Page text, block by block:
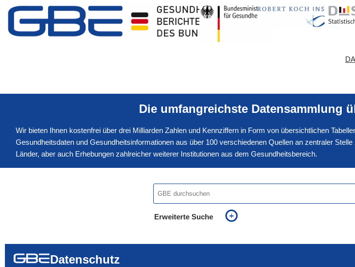
Die umfangreichste Datensammlung
Wir bieten Ihnen kostenfrei über drei Milliarden Zahlen und Kennziffern in Form von übersichtlichen
Gesundheitsdaten und Gesundheitsinformationen aus über 100 verschiedenen Quellen an zentraler
Länder, aber auch Erhebungen zahlreicher weiterer Institutionen aus dem Gesundheitsbereich.
Erweiterte Suche
Datenschutz